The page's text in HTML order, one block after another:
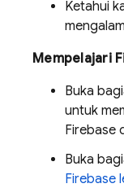
Ketahui
Mempelajari
Buka
untuk
Firebase
Buka
Firebase